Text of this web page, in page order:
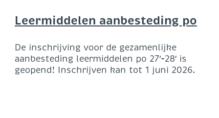
Leermiddelen aanbesteding po
De inschrijving voor de gezamenlijke
aanbesteding leermiddelen po 27′-28′ is
geopend! Inschrijven kan tot 1 juni 2026.